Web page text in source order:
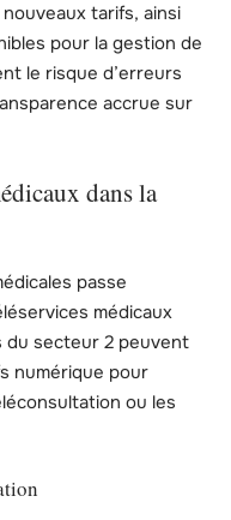
tarifs, ainsi
pour la gestion de
le risque d’erreurs
accrue sur
dans la
passe
médicaux
du secteur 2 peuvent
numérique pour
ou les